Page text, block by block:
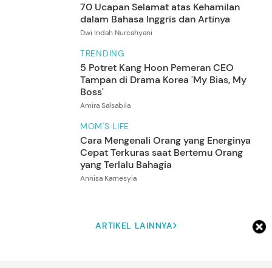
70 Ucapan Selamat atas Kehamilan
dalam Bahasa Inggris dan Artinya
Dwi Indah Nurcahyani
TRENDING
5 Potret Kang Hoon Pemeran CEO
Tampan di Drama Korea 'My Bias, My
Boss'
Amira Salsabila
MOM'S LIFE
Cara Mengenali Orang yang Energinya
Cepat Terkuras saat Bertemu Orang
yang Terlalu Bahagia
Annisa Karnesyia
ARTIKEL LAINNYA